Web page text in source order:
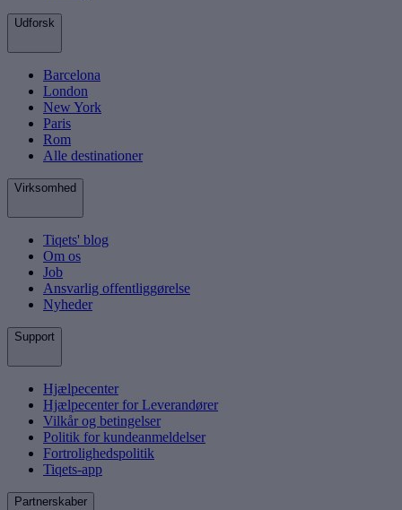
Udforsk
Barcelona
London
New York
Paris
Rom
Alle destinationer
Virksomhed
Tiqets' blog
Om os
Job
Ansvarlig offentliggørelse
Nyheder
Support
Hjælpecenter
Hjælpecenter for Leverandører
Vilkår og betingelser
Politik for kundeanmeldelser
Fortrolighedspolitik
Tiqets-app
Partnerskaber